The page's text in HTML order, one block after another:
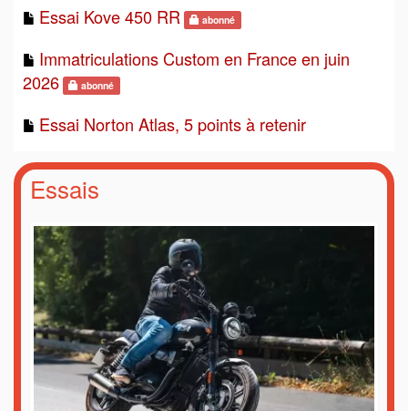
Essai Kove 450 RR abonné
Immatriculations Custom en France en juin
2026
abonné
Essai Norton Atlas, 5 points à retenir
Essais